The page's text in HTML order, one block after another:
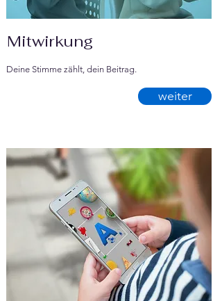
Deine Stimme zählt, dein Beitrag.
Mitwirkung
weiter